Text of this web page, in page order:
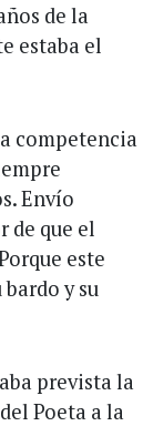
de la
estaba el
competencia
Envío
de que el
este
y su
prevista la
Poeta a la